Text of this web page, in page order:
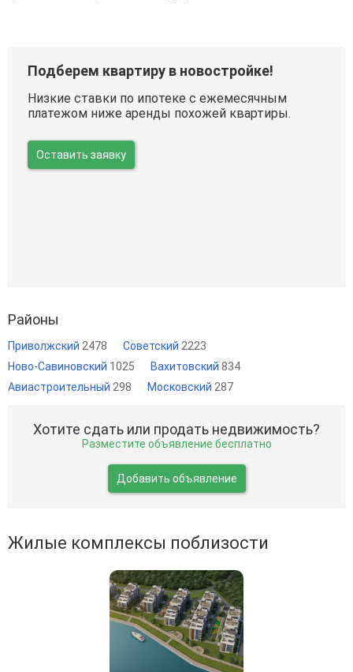
Подберем квартиру в новостройке!
Низкие ставки по ипотеке с ежемесячным
платежом ниже аренды похожей квартиры.
Оставить заявку
Районы
Приволжский 2478 Советский 2223
Ново-Савиновский 1025 Вахитовский 834
Авиастроительный 298 Московский 287
Хотите сдать или продать недвижимость?
Разместите объявление бесплатно
Добавить объявление
Жилые комплексы поблизости